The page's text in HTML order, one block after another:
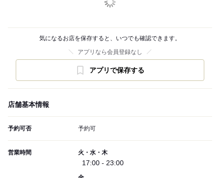
気になるお店を保存すると、いつでも確認できます。
アプリなら会員登録なし
アプリで保存する
店舗基本情報
予約可否 予約可
営業時間 火・水・木
17:00 - 23:00